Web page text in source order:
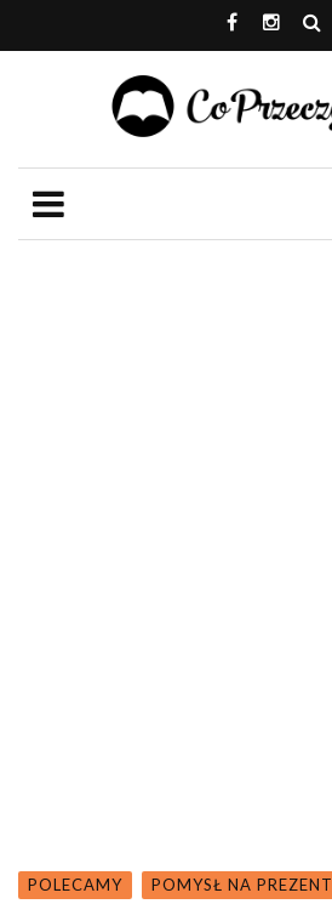
POLECAMY POMYSŁ NA PREZENT